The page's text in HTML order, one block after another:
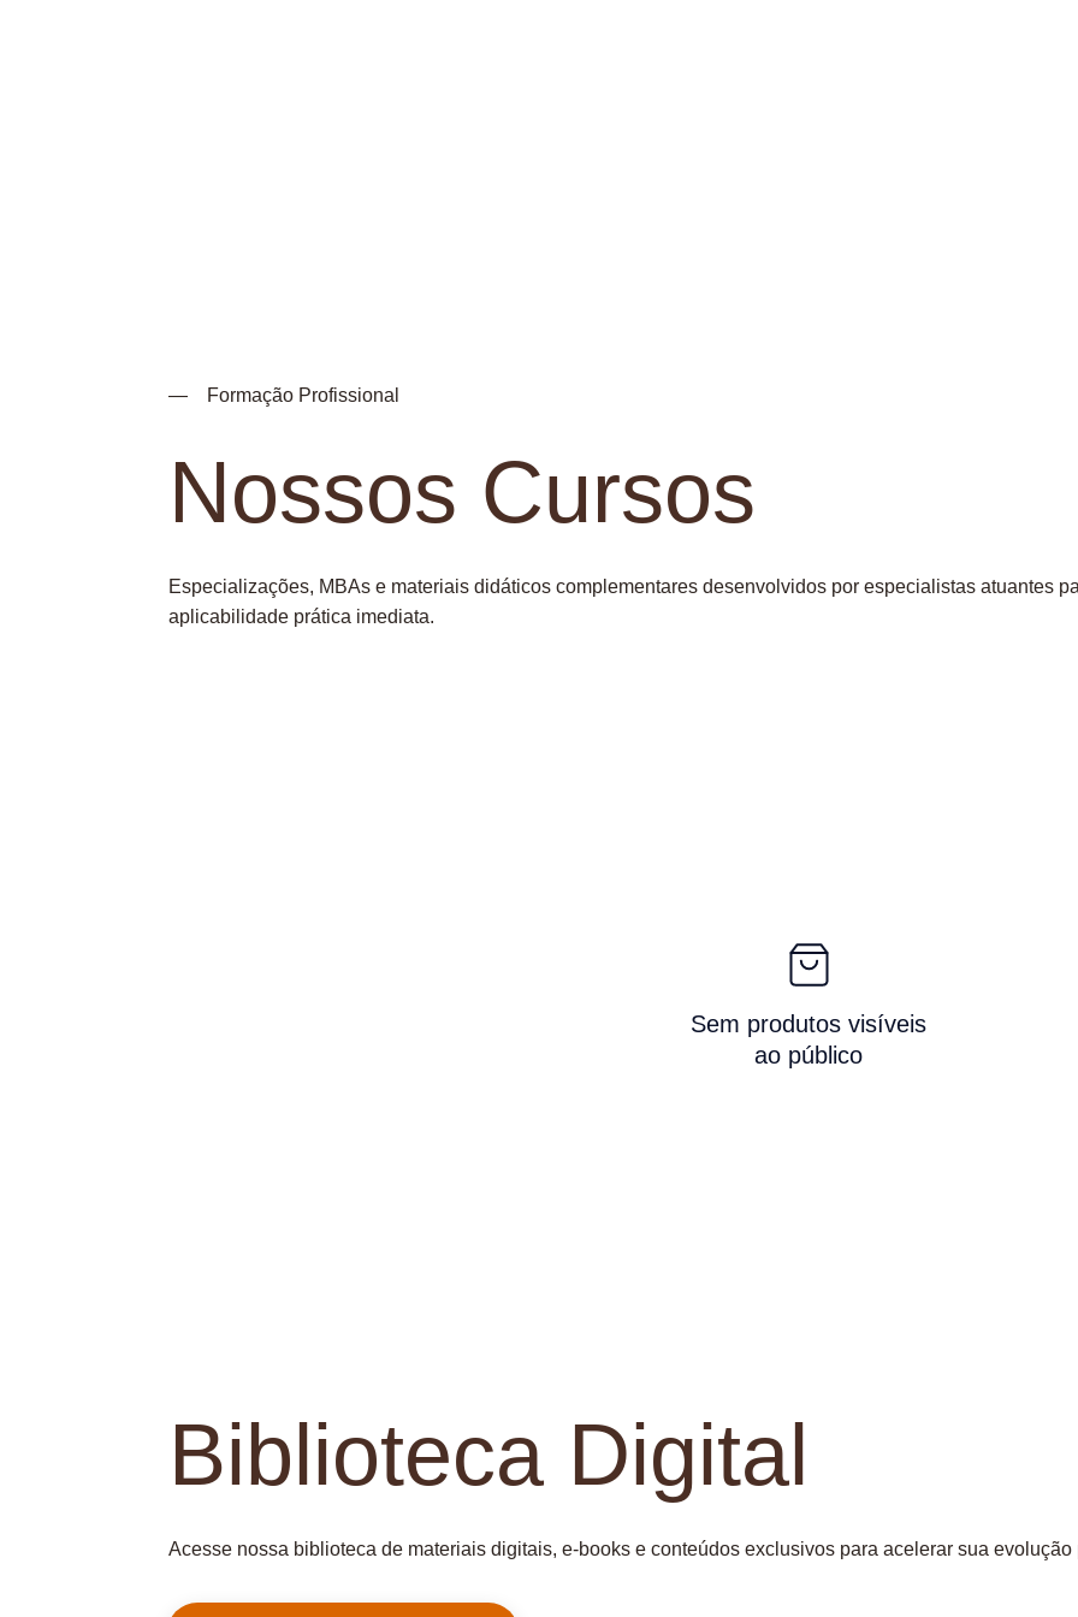
— Formação Profissional
Nossos Cursos
Especializações, MBAs e materiais didáticos complementares desenvolvidos por especialistas atuantes
aplicabilidade prática imediata.
Sem produtos visíveis
ao público
Biblioteca Digital
Acesse nossa biblioteca de materiais digitais, e-books e conteúdos exclusivos para acelerar sua evolução